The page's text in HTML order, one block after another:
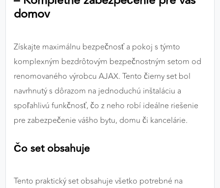
domov
Získajte maximálnu bezpečnosť a pokoj s týmto
komplexným bezdrôtovým bezpečnostným setom od
renomovaného výrobcu AJAX. Tento čierny set bol
navrhnutý s dôrazom na jednoduchú inštaláciu a
spoľahlivú funkčnosť, čo z neho robí ideálne riešenie
pre zabezpečenie vášho bytu, domu či kancelárie.
Čo set obsahuje
Tento praktický set obsahuje všetko potrebné na
výkon a funkčnosť našich stránok.
Poskytovateľ: Google
MARKETINGOVÉ COOKIES
Marketingové cookies sa používajú na sledovanie
správania používateľov naprieč webovými
našom webe aj v reklamných sieťach tretích strán.
Google Ads